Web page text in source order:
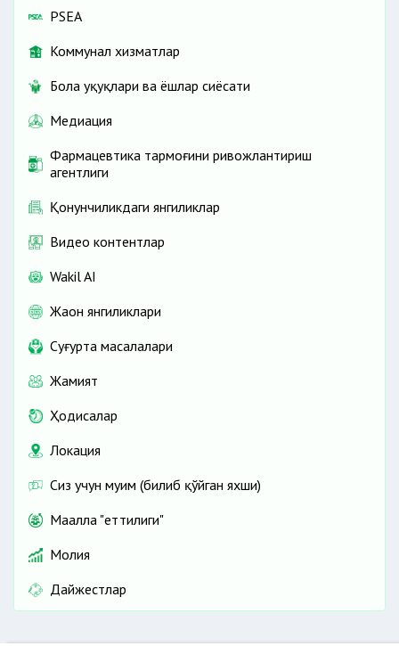
PSEA
Коммунал хизматлар
Бола ҳуқуқлари ва ёшлар сиёсати
Медиация
Фармацевтика тармоғини ривожлантириш
агентлиги
Қонунчиликдаги янгиликлар
Видео контентлар
Wakil AI
Жаҳон янгиликлари
Cуғурта масалалари
Жамият
Ҳодисалар
Локация
Сиз учун муҳим (билиб қўйган яхши)
Маҳалла "еттилиги"
Молия
Дайжестлар